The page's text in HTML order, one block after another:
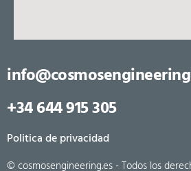
+34 644 915 305
Politica de privacidad
© cosmosengineering.es - Todos los